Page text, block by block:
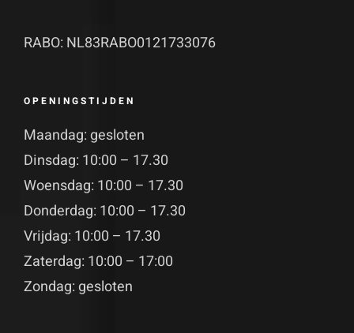
RABO: NL83RABO0121733076
OPENINGSTIJDEN
Maandag: gesloten
Dinsdag: 10:00 – 17.30
Woensdag: 10:00 – 17.30
Donderdag: 10:00 – 17.30
Vrijdag: 10:00 – 17.30
Zaterdag: 10:00 – 17:00
Zondag: gesloten